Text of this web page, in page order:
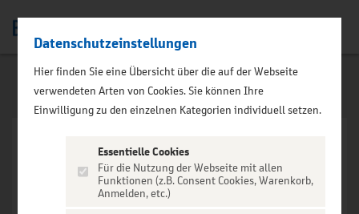
VERANSTALTUNG NICHT
Datenschutzeinstellungen
Hier finden Sie eine Übersicht über die auf der Webseite
verwendeten Arten von Cookies. Sie können Ihre
Einwilligung zu den einzelnen Kategorien individuell setzen.
Essentielle Cookies
Für die Nutzung der Webseite mit allen
Funktionen (z.B. Consent Cookies, Warenkorb,
Anmelden, etc.)